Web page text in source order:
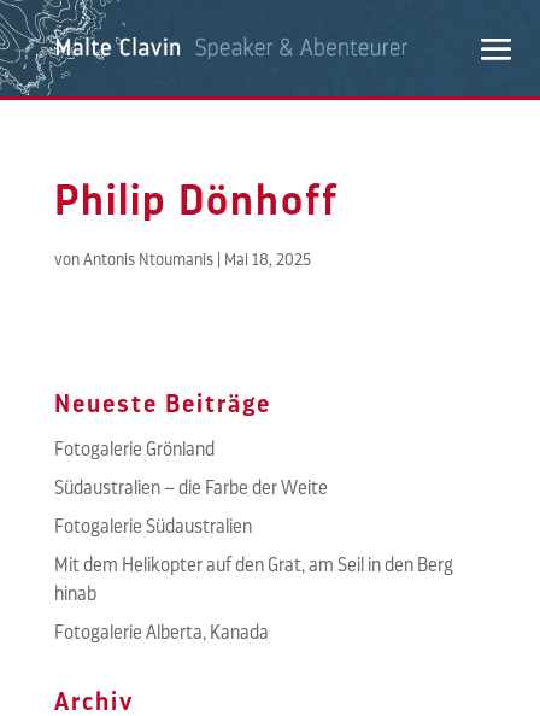
Philip Dönhoff
von Antonis Ntoumanis| Mai 18, 2025
Neueste Beiträge
Fotogalerie Grönland
Südaustralien – die Farbe der Weite
Fotogalerie Südaustralien
Mit dem Helikopter auf den Grat, am Seil in den Berg
hinab
Fotogalerie Alberta, Kanada
Archiv